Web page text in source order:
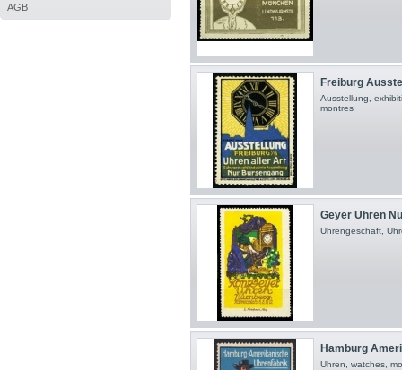
AGB
Freiburg
Ausstellung,
montres
Geyer Uhren
Uhrengeschäft,
Hamburg
Uhren, watches,